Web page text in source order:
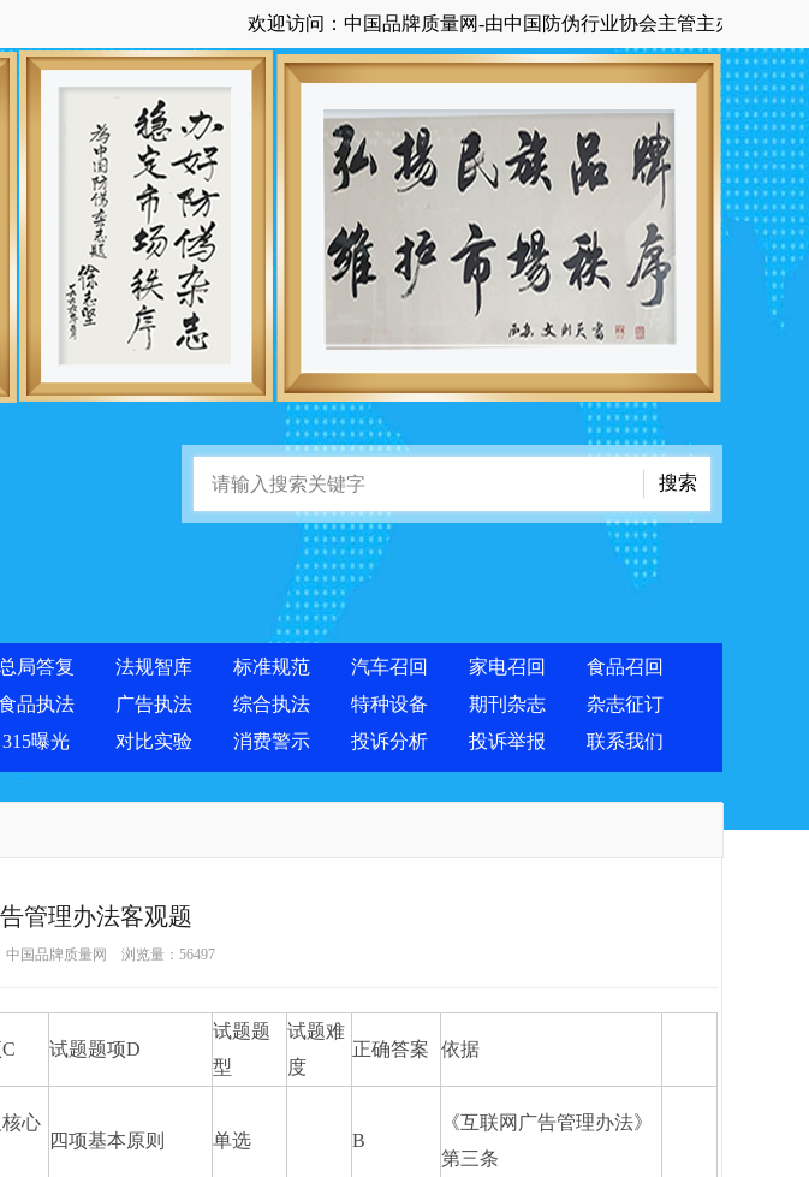
欢迎访问：中国品牌质量网-由中国防伪行业协会主管主办国家级中央在京
总局答复 法规智库 标准规范 汽车召回 家电召回
食品召回
品执法 广告执法 综合执法 特种设备 期刊杂志
杂志征订
315曝光 对比实验 消费警示 投诉分析 投诉举报 联系我们
管理办法客观题
中国品牌质量网 浏览量： 56497
试题题项D
试题题
型
试题难
度
正确答案 依据
心
四项基本原则 单选 B
《互联网广告管理办法》
第三条